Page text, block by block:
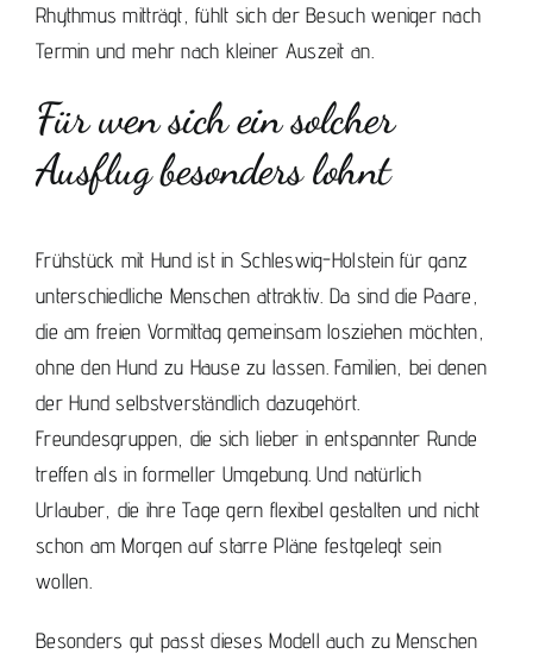
Rhythmus mitträgt, fühlt sich der Besuch weniger nach
Termin und mehr nach kleiner Auszeit an.
Für wen sich ein solcher
Ausflug besonders lohnt
Frühstück mit Hund ist in Schleswig-Holstein für ganz
unterschiedliche Menschen attraktiv. Da sind die Paare,
die am freien Vormittag gemeinsam losziehen möchten,
ohne den Hund zu Hause zu lassen. Familien, bei denen
der Hund selbstverständlich dazugehört.
Freundesgruppen, die sich lieber in entspannter Runde
treffen als in formeller Umgebung. Und natürlich
Urlauber, die ihre Tage gern flexibel gestalten und nicht
schon am Morgen auf starre Pläne festgelegt sein
wollen.
Besonders gut passt dieses Modell auch zu Menschen